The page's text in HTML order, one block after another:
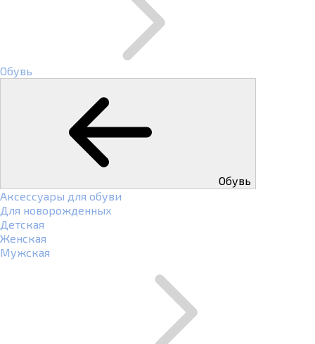
Обувь
Обувь
Аксессуары для обуви
Для новорожденных
Детская
Женская
Мужская